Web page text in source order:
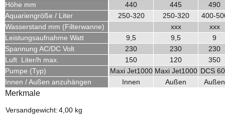
Höhe mm 440 445
490
Aquariengröße / Liter
250-320 250-320
400-
Wasserstand mm (Filterwanne)
xxx
xxx
Leistungsaufnahme Watt
9,5 9,5
9
Spannung AC/DC Volt
230 230
230
Luft Liter/h max.
150 120
350
Pumpe (Typ)
Maxi Jet1000 Maxi Jet1000 DCS
Innen / Außen anzuhängen
Innen Außen Außen
Merkmale
Produkteigenschaft
Wert
Versandgewicht:4,00 kg